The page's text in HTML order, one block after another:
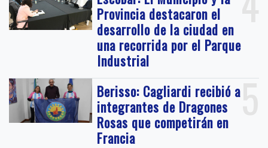
Provincia destacaron el
desarrollo de la ciudad en
una recorrida por el Parque
Industrial
5
Berisso: Cagliardi recibió a
integrantes de Dragones
Rosas que competirán en
Francia